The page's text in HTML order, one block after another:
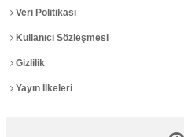
Veri Politikası
Kullanıcı Sözleşmesi
Gizlilik
Yayın İlkeleri